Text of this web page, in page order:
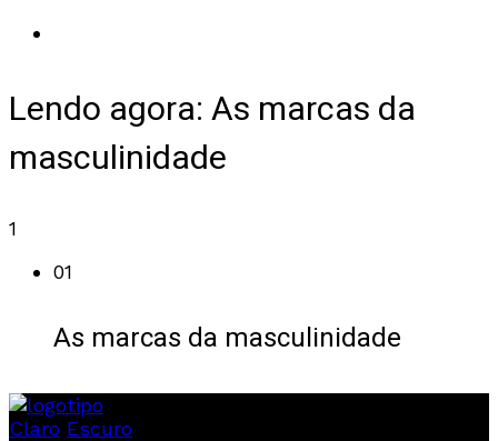
Lendo agora: As marcas da
masculinidade
1
01
As marcas da masculinidade
Claro Escuro